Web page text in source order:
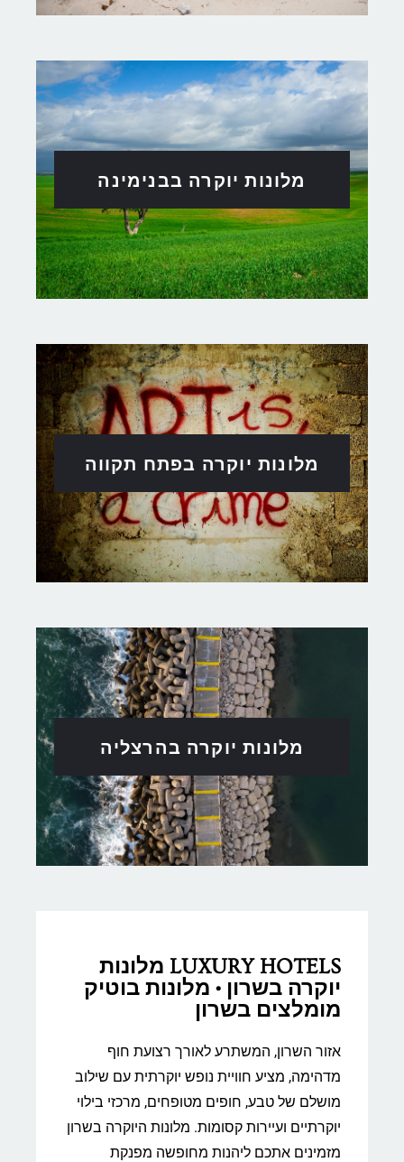
מלונות יוקרה בבנימינה
מלונות יוקרה בפתח תקווה
מלונות יוקרה בהרצליה
LUXURY HOTELS מלונות
יוקרה בשרון • מלונות בוטיק
מומלצים בשרון
אזור השרון, המשתרע לאורך רצועת חוף
מדהימה, מציע חוויית נופש יוקרתית עם שילוב
מושלם של טבע, חופים מטופחים, מרכזי בילוי
יוקרתיים ועיירות קסומות. מלונות היוקרה בשרון
מזמינים אתכם ליהנות מחופשה מפנקת